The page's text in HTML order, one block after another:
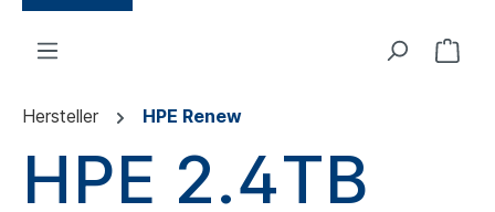
Hersteller HPE Renew
HPE 2.4TB